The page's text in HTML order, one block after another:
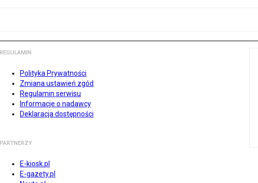
REGULAMIN
Polityka Prywatności
Zmiana ustawień zgód
Regulamin serwisu
Informacje o nadawcy
Deklaracja dostępności
PARTNERZY
E-kiosk.pl
E-gazety.pl